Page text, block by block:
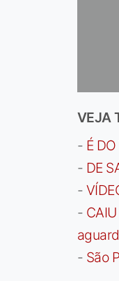
VEJA
- É
- DE
-
-
- São